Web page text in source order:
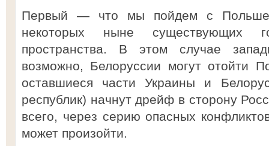
Первый — что мы пойдем с
некоторых ныне существующих
пространства. В этом случае
возможно, Белоруссии могут отойти
оставшиеся части Украины и
республик) начнут дрейф в сторону
всего, через серию опасных
может произойти.